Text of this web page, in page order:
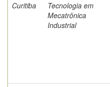
Curitiba
Tecnologia em
Mecatrônica
Industrial